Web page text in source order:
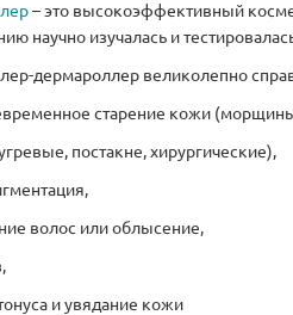
– это высокоэффективный
научно изучалась и
дермароллер великолепно
старение кожи
постакне, хирургические),
волос или облысение,
и увядание кожи